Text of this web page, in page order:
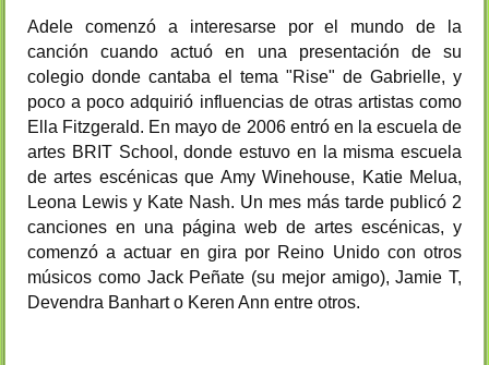
Adele comenzó a interesarse por el mundo de la
canción cuando actuó en una presentación de su
colegio donde cantaba el tema "Rise" de Gabrielle, y
poco a poco adquirió influencias de otras artistas como
Ella Fitzgerald. En mayo de 2006 entró en la escuela de
artes BRIT School, donde estuvo en la misma escuela
de artes escénicas que Amy Winehouse, Katie Melua,
Leona Lewis y Kate Nash. Un mes más tarde publicó 2
canciones en una página web de artes escénicas, y
comenzó a actuar en gira por Reino Unido con otros
músicos como Jack Peñate (su mejor amigo), Jamie T,
Devendra Banhart o Keren Ann entre otros.